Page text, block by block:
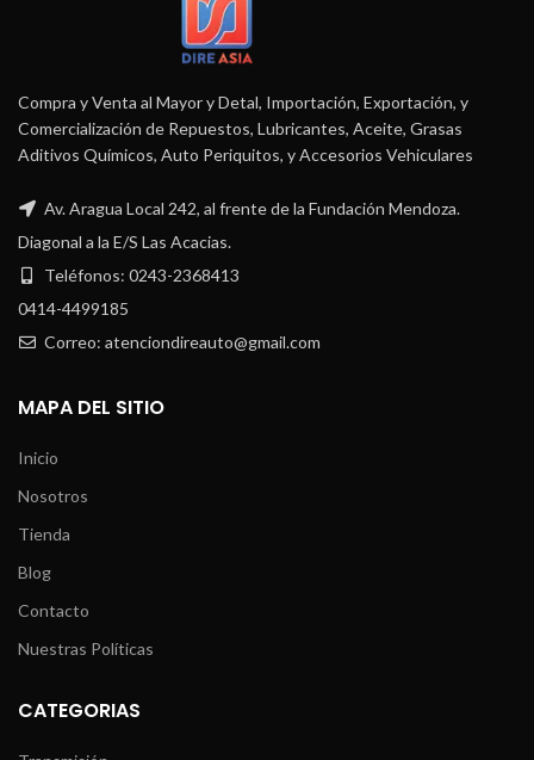
Compra y Venta al Mayor y Detal, Importación, Exportación, y
Comercialización de Repuestos, Lubricantes, Aceite, Grasas
Aditivos Químicos, Auto Periquitos, y Accesorios Vehiculares
Av. Aragua Local 242, al frente de la Fundación Mendoza.
Diagonal a la E/S Las Acacias.
Teléfonos: 0243-2368413
0414-4499185
Correo: atenciondireauto@gmail.com
MAPA DEL SITIO
Inicio
Nosotros
Tienda
Blog
Contacto
Nuestras Políticas
CATEGORIAS